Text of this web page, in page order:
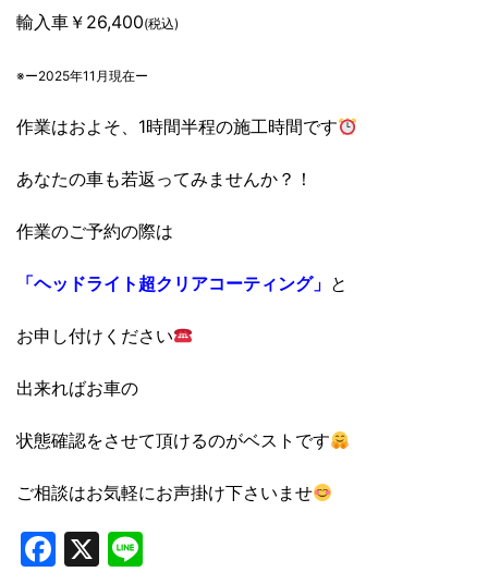
輸入車￥26,400(税込)
※ー2025年11月現在ー
作業はおよそ、1時間半程の施工時間です
あなたの車も若返ってみませんか？！
作業のご予約の際は
「ヘッドライト超クリアコーティング」 と
お申し付けください
出来ればお車の
状態確認をさせて頂けるのがベストです
ご相談はお気軽にお声掛け下さいませ
Facebook
X